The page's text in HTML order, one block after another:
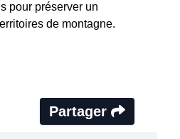
pour préserver un
de montagne.
Partager